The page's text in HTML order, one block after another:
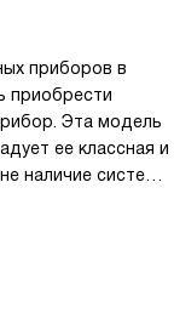
приборов в
приобрести
Эта модель
ее классная и
наличие системы
не надо
или налить.
это настоящая
видеть